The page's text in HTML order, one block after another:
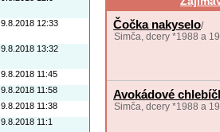
9.8.2018 12:33
9.8.2018 13:32
9.8.2018 11:45
9.8.2018 11:58
9.8.2018 11:38
9.8.2018 11:1
Čočka nakyselo/
Simča, dcery *1988 a
Avokádové
Simča, dcery *1988 a